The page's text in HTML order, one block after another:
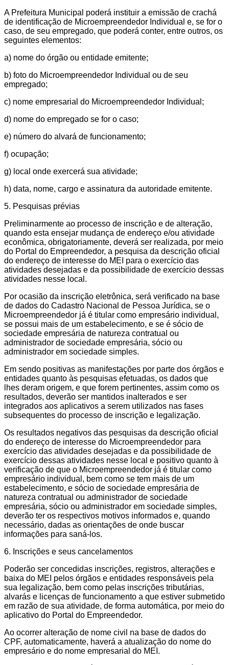
A Prefeitura Municipal poderá instituir a emissão de crachá
de identificação de Microempreendedor Individual e, se for o
caso, de seu empregado, que poderá conter, entre outros, os
seguintes elementos:
a) nome do órgão ou entidade emitente;
b) foto do Microempreendedor Individual ou de seu
empregado;
c) nome empresarial do Microempreendedor Individual;
d) nome do empregado se for o caso;
e) número do alvará de funcionamento;
f) ocupação;
g) local onde exercerá sua atividade;
h) data, nome, cargo e assinatura da autoridade emitente.
5. Pesquisas prévias
Preliminarmente ao processo de inscrição e de alteração,
quando esta ensejar mudança de endereço e/ou atividade
econômica, obrigatoriamente, deverá ser realizada, por meio
do Portal do Empreendedor, a pesquisa da descrição oficial
do endereço de interesse do MEI para o exercício das
atividades desejadas e da possibilidade de exercício dessas
atividades nesse local.
Por ocasião da inscrição eletrônica, será verificado na base
de dados do Cadastro Nacional de Pessoa Jurídica, se o
Microempreendedor já é titular como empresário individual,
se possui mais de um estabelecimento, e se é sócio de
sociedade empresária de natureza contratual ou
administrador de sociedade empresária, sócio ou
administrador em sociedade simples.
Em sendo positivas as manifestações por parte dos órgãos e
entidades quanto às pesquisas efetuadas, os dados que
lhes deram origem, e que forem pertinentes, assim como os
resultados, deverão ser mantidos inalterados e ser
integrados aos aplicativos a serem utilizados nas fases
subsequentes do processo de inscrição e legalização.
Os resultados negativos das pesquisas da descrição oficial
do endereço de interesse do Microempreendedor para
exercício das atividades desejadas e da possibilidade de
exercício dessas atividades nesse local e positivo quanto à
verificação de que o Microempreendedor já é titular como
empresário individual, bem como se tem mais de um
estabelecimento, e sócio de sociedade empresária de
natureza contratual ou administrador de sociedade
empresária, sócio ou administrador em sociedade simples,
deverão ter os respectivos motivos informados e, quando
necessário, dadas as orientações de onde buscar
informações para saná-los.
6. Inscrições e seus cancelamentos
Poderão ser concedidas inscrições, registros, alterações e
baixa do MEI pelos órgãos e entidades responsáveis pela
sua legalização, bem como pelas inscrições tributárias,
alvarás e licenças de funcionamento a que estiver submetido
em razão de sua atividade, de forma automática, por meio do
aplicativo do Portal do Empreendedor.
Ao ocorrer alteração de nome civil na base de dados do
CPF, automaticamente, haverá a atualização do nome do
empresário e do nome empresarial do MEI.